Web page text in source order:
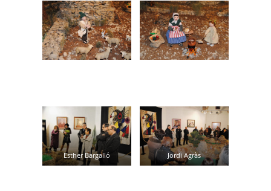
Esther Bargalló Jordi Agràs